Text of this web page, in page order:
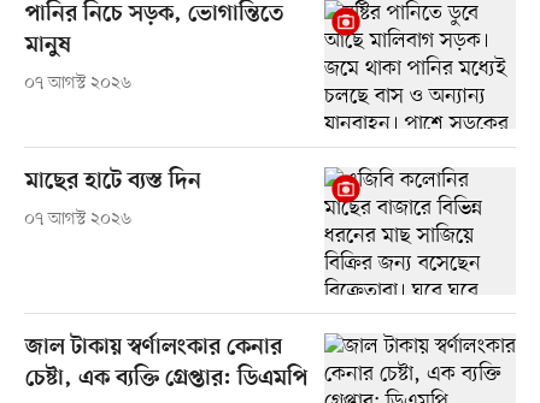
পানির নিচে সড়ক, ভোগান্তিতে
মানুষ
০৭ আগস্ট ২০২৬
মাছের হাটে ব্যস্ত দিন
০৭ আগস্ট ২০২৬
জাল টাকায় স্বর্ণালংকার কেনার
চেষ্টা, এক ব্যক্তি গ্রেপ্তার: ডিএমপি